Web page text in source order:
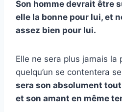
Son homme devrait être
elle la bonne pour lui, et
assez bien pour lui.
Elle ne sera plus jamais la
quelqu’un se contentera
sera son absolument
et son amant en même